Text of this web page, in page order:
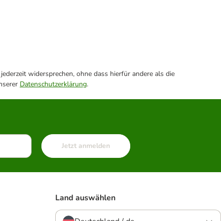
widersprechen, ohne dass hierfür andere als die
Datenschutzerklärung.
Jetzt anmelden
Land auswählen